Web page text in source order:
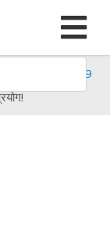
Srote - 2019